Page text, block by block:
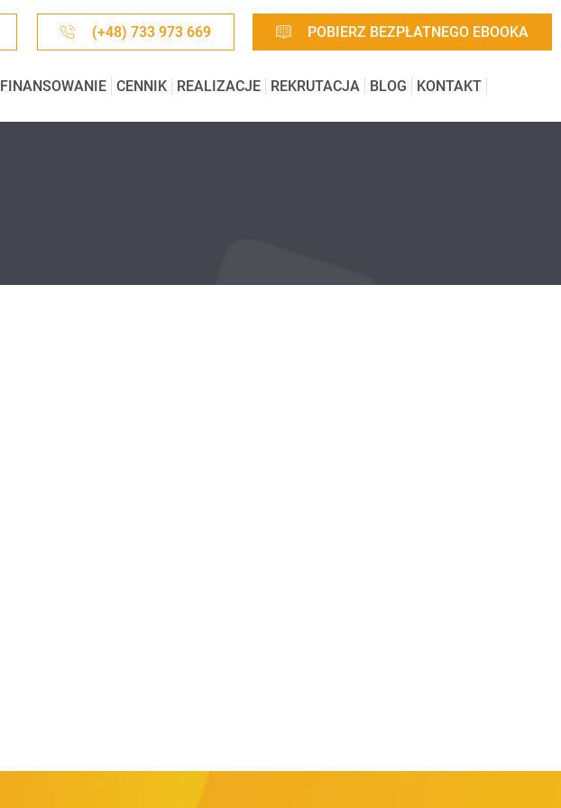
(+48) 733 973 669 POBIERZ BEZPŁATNEGO EBOOKA
FINANSOWANIE CENNIK REALIZACJE REKRUTACJA BLOG KONTAKT